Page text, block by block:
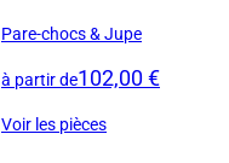
Pare-chocs & Jupe
à partir de102,00 €
Voir les pièces